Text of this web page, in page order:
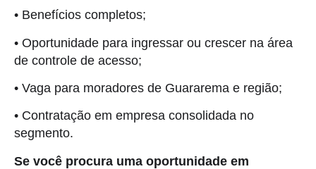
• Benefícios completos;
• Oportunidade para ingressar ou crescer na área
de controle de acesso;
• Vaga para moradores de Guararema e região;
• Contratação em empresa consolidada no
segmento.
Se você procura uma oportunidade em